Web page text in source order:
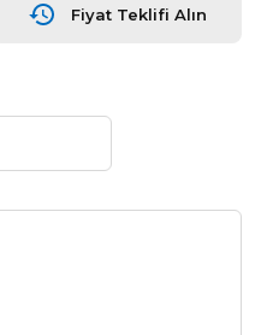
Fiyat Teklifi Alın